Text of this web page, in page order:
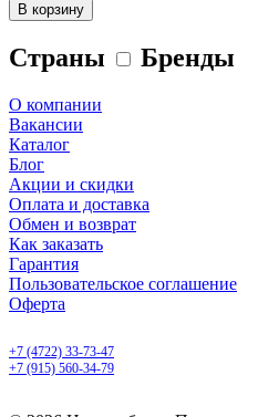
В корзину
Страны Бренды
О компании
Вакансии
Каталог
Блог
Акции и скидки
Оплата и доставка
Обмен и возврат
Как заказать
Гарантия
Пользовательское соглашение
Оферта
+7 (4722) 33-73-47
+7 (915) 560-34-79